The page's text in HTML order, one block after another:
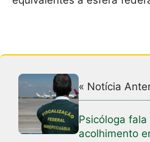
« Notícia
Psicóloga
acolhimento